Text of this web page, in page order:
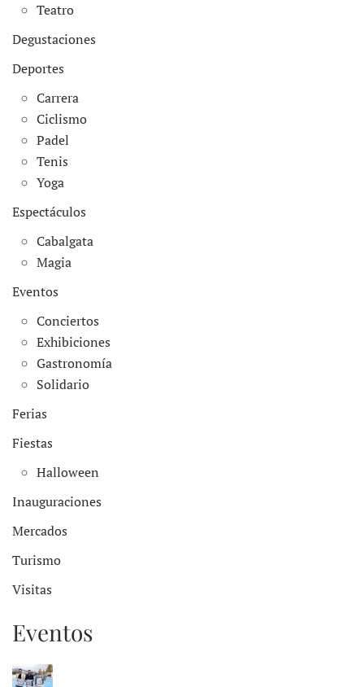
Teatro
Degustaciones
Deportes
Carrera
Ciclismo
Padel
Tenis
Yoga
Espectáculos
Cabalgata
Magia
Eventos
Conciertos
Exhibiciones
Gastronomía
Solidario
Ferias
Fiestas
Halloween
Inauguraciones
Mercados
Turismo
Visitas
Eventos